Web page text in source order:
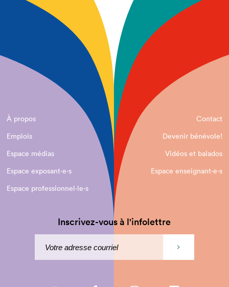
À propos
Contact
Emplois
Devenir bénévole!
Espace médias
Vidéos et balados
Espace exposant·e⋅s
Espace enseignant·e⋅s
Espace professionnel·le⋅s
Inscrivez-vous à l'infolettre